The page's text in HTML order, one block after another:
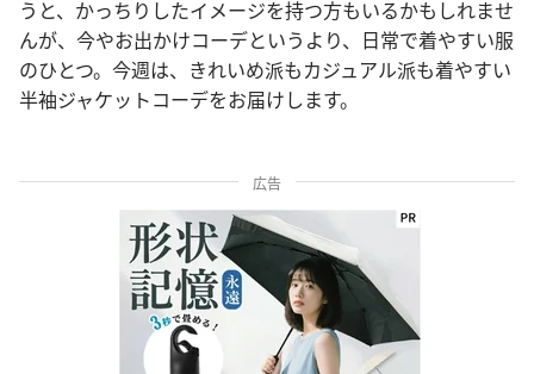
うと、かっちりしたイメージを持つ方もいるかもしれませ
んが、今やお出かけコーデというより、日常で着やすい服
のひとつ。今週は、きれいめ派もカジュアル派も着やすい
半袖ジャケットコーデをお届けします。
広告